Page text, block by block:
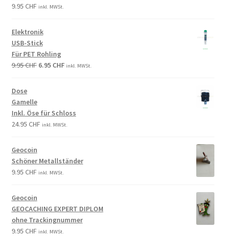
9.95 CHF inkl. MWSt.
Elektronik
USB-Stick
Für PET Rohling
9.95CHF 6.95 CHF inkl. MWSt.
Dose
Gamelle
Inkl. Öse für Schloss
24.95 CHF inkl. MWSt.
Geocoin
Schöner Metallständer
9.95 CHF inkl. MWSt.
Geocoin
GEOCACHING EXPERT DIPLOM
ohne Trackingnummer
9.95 CHF inkl. MWSt.